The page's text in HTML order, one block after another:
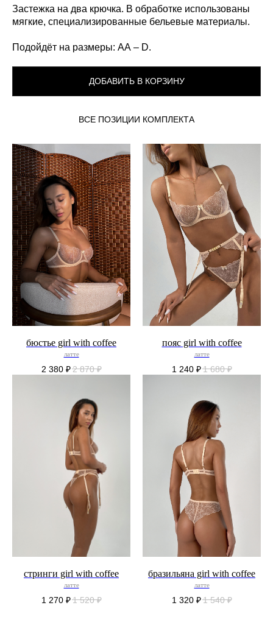
Застежка на два крючка. В обработке использованы
мягкие, специализированные бельевые материалы.
Подойдёт на размеры: АА – D.
ДОБАВИТЬ В КОРЗИНУ
ВСЕ ПОЗИЦИИ КОМПЛЕКТА
бюстье girl with coffee
латте
2 380 ₽2 870 ₽
пояс girl with coffee
латте
1 240 ₽1 680 ₽
стринги girl with coffee
латте
1 270 ₽1 520 ₽
бразильяна girl with coffee
латте
1 320 ₽1 540 ₽